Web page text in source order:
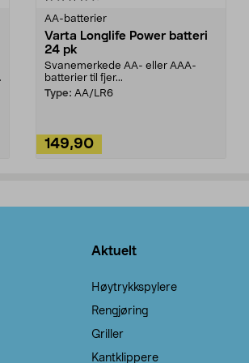
AA-batterier
Varta Longlife Power batteri
24 pk
Svanemerkede AA- eller AAA-
batterier til fjer...
Type: AA/LR6
149,90
Aktuelt
Høytrykkspylere
Rengjøring
Griller
Kantklippere